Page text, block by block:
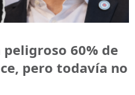
60% de
pero todavía no